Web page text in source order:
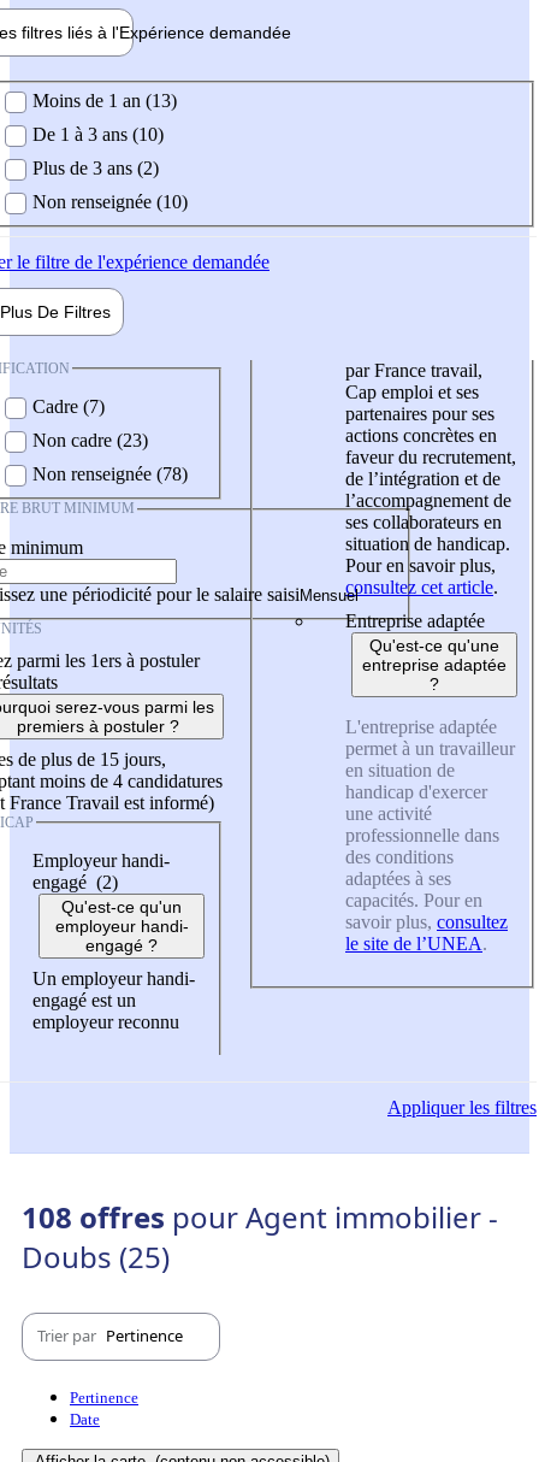
filtres liés à l'Expérience demandée
demandée
Moins de 1 an (13)
De 1 à 3 ans (10)
Plus de 3 ans (2)
Non renseignée (10)
le filtre de l'expérience demandée
Plus De Filtres
Cadre (7)
Non cadre (23)
Non renseignée (78)
BRUT MINIMUM
minimum
une périodicité pour le salaire saisi
parmi les 1ers à postuler
serez-vous parmi les
premiers à postuler ?
de plus de 15 jours,
moins de 4 candidatures
France Travail est informé)
Employeur handi-
engagé (2)
Qu'est-ce qu'un
employeur handi-
engagé ?
Un employeur handi-
engagé est un
employeur reconnu
par France travail,
Cap emploi et ses
partenaires pour ses
actions concrètes en
faveur du recrutement,
de l’intégration et de
l’accompagnement de
ses collaborateurs en
situation de handicap.
Pour en savoir plus,
consultez cet article.
Entreprise adaptée
Qu'est-ce qu'une
entreprise adaptée
?
L'entreprise adaptée
permet à un travailleur
en situation de
handicap d'exercer
une activité
professionnelle dans
des conditions
adaptées à ses
capacités. Pour en
savoir plus, consultez
le site de l’UNEA.
Appliquerles filtres
108 offres pour Agent immobilier -
Doubs (25)
Trier par Pertinence
Pertinence
Date